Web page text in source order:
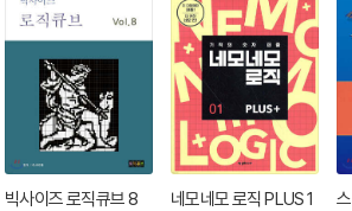
빅사이즈 로직큐브 8 네모네모 로직 PLUS 1